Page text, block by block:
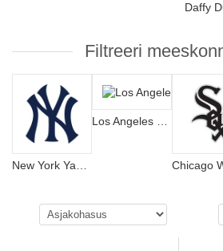
Daffy
Filtreeri
Los Angeles Dodgers